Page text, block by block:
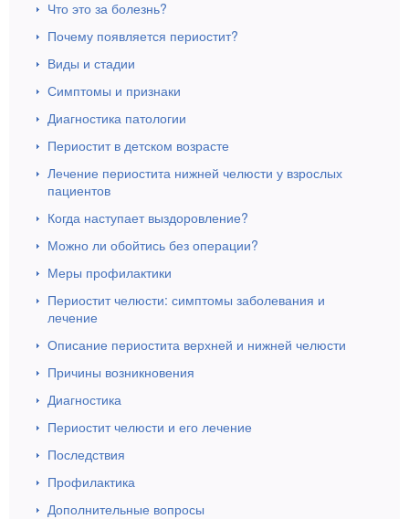
Что это за болезнь?
Почему появляется периостит?
Виды и стадии
Симптомы и признаки
Диагностика патологии
Периостит в детском возрасте
Лечение периостита нижней челюсти у взрослых
пациентов
Когда наступает выздоровление?
Можно ли обойтись без операции?
Меры профилактики
Периостит челюсти: симптомы заболевания и
лечение
Описание периостита верхней и нижней челюсти
Причины возникновения
Диагностика
Периостит челюсти и его лечение
Последствия
Профилактика
Дополнительные вопросы